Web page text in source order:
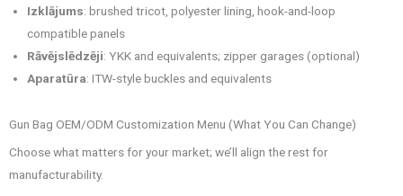
Izklājums: brushed tricot, polyester lining, hook-and-loop
compatible panels
Rāvējslēdzēji: YKK and equivalents; zipper garages (optional)
Aparatūra: ITW-style buckles and equivalents
Gun Bag OEM/ODM Customization Menu (What You Can Change)
Choose what matters for your market; we’ll align the rest for
manufacturability.